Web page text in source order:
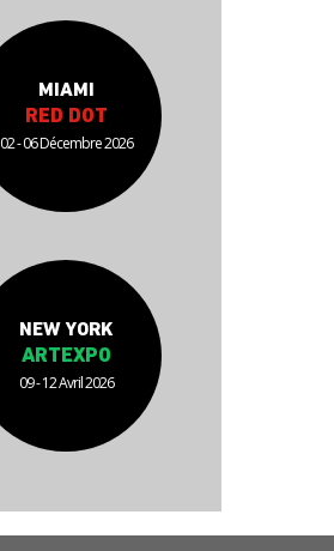
MIAMI
RED DOT
02 - 06 Décembre 2026
NEW YORK
ARTEXPO
09 - 12 Avril 2026